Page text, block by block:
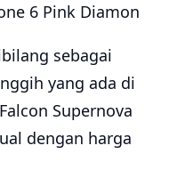
6 Pink Diamond
sebagai
yang ada di
Supernova
dengan harga